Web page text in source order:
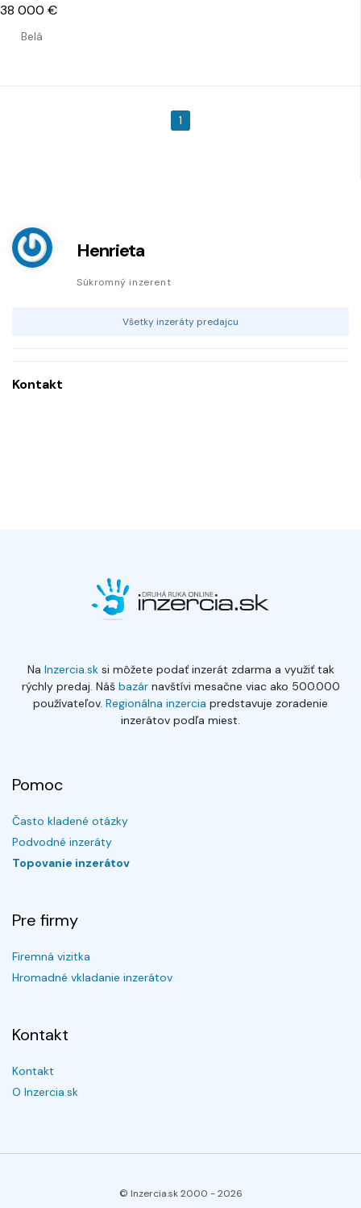
Belá
38 000 €
1
Henrieta
Súkromný inzerent
Všetky inzeráty predajcu
Kontakt
Na Inzercia.sksi môžete podať inzerát zdarma a využiť tak
rýchly predaj. Náš bazárnavštívi mesačne viac ako 500.000
používateľov. Regionálna inzercia predstavuje zoradenie
inzerátov podľa miest.
Pomoc
Často kladené otázky
Podvodné inzeráty
Topovanie inzerátov
Pre firmy
Firemná vizitka
Hromadné vkladanie inzerátov
Kontakt
Kontakt
O Inzercia.sk
© Inzercia.sk 2000 -2026